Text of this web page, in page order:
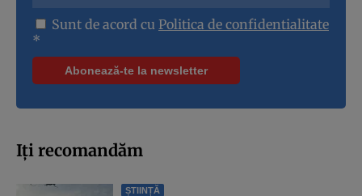
Sunt de acord cu Politica de confidentialitate
*
Iți recomandăm
ȘTIINȚĂ